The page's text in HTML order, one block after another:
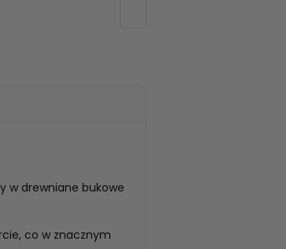
w drewniane bukowe
co w znacznym